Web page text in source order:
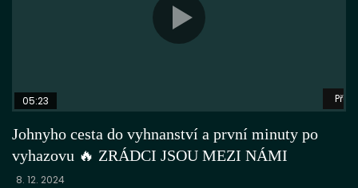
05:23
Johnyho cesta do vyhnanství a první minuty po
vyhazovu 🔥 ZRÁDCI JSOU MEZI NÁMI
8. 12. 2024